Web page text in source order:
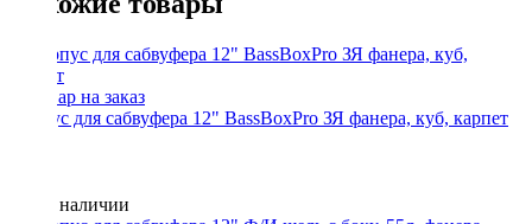
Корпус для сабвуфера 12" BassBoxPro ЗЯ фанера, куб, карпет
Нет в наличии